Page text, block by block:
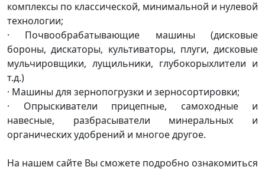
комплексы по классической, минимальной и нулевой
технологии;
· Почвообрабатывающие машины (дисковые
бороны, дискаторы, культиваторы, плуги, дисковые
мульчировщики, лущильники, глубокорыхлители и
т.д.)
· Машины для зернопогрузки и зерносортировки;
· Опрыскиватели прицепные, самоходные и
навесные, разбрасыватели минеральных и
органических удобрений и многое другое.
На нашем сайте Вы сможете подробно ознакомиться